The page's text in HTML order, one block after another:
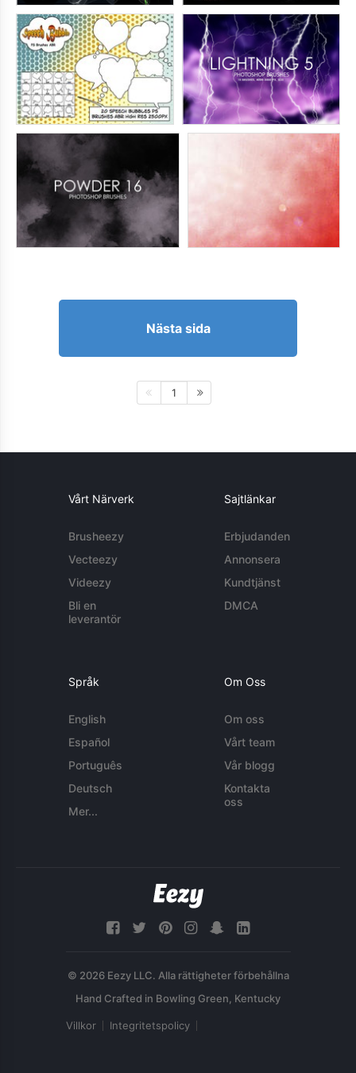
Nästa sida
1
Vårt Närverk
Brusheezy
Vecteezy
Videezy
Bli en
leverantör
Sajtlänkar
Erbjudanden
Annonsera
Kundtjänst
DMCA
Språk
English
Español
Português
Deutsch
Mer...
Om Oss
Om oss
Vårt team
Vår blogg
Kontakta
oss
© 2026 Eezy LLC. Alla rättigheter förbehållna
Villkor Integritetspolicy